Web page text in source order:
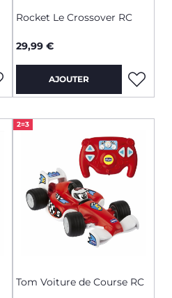
Rocket Le Crossover RC
29,99 €
AJOUTER
2=3
Tom Voiture de Course RC